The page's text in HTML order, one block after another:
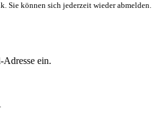
Sie können sich jederzeit wieder abmelden.
ein.